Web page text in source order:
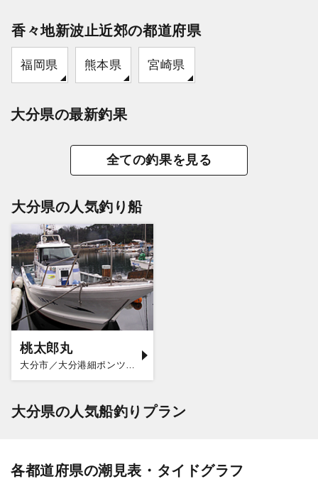
香々地新波止近郊の都道府県
福岡県 熊本県 宮崎県
大分県の最新釣果
全ての釣果を見る
大分県の人気釣り船
桃太郎丸
大分県の人気船釣りプラン
各都道府県の潮見表・タイドグラフ